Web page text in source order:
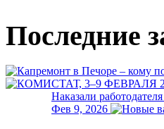
Последние
Наказали работодателя
Фев 9, 2026